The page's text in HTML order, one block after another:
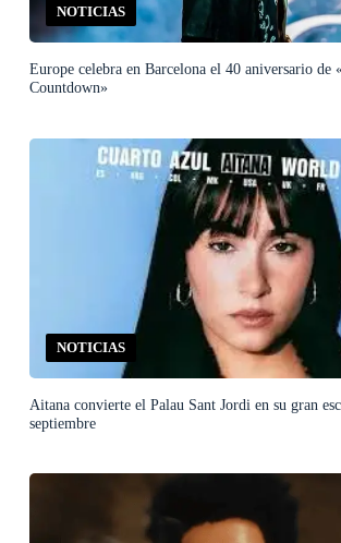
NOTICIAS
Europe celebra en Barcelona el 40 aniversario de
Countdown»
NOTICIAS
Aitana convierte el Palau Sant Jordi en su gran
septiembre